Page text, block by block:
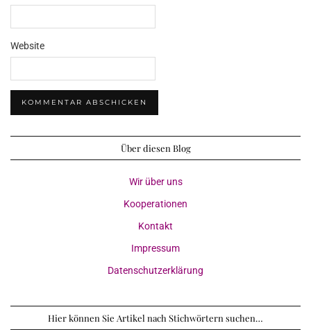
Website
Über diesen Blog
Wir über uns
Kooperationen
Kontakt
Impressum
Datenschutzerklärung
Hier können Sie Artikel nach Stichwörtern suchen…